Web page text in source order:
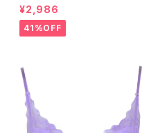
ー（ラベンダー） 22293 SA
LE セール 送料無料
¥2,986
41%OFF